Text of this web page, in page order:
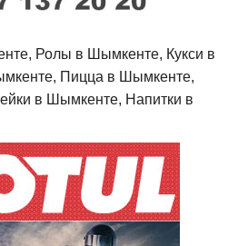
Ролы в Шымкенте, Кукси в
Пицца в Шымкенте,
в Шымкенте, Напитки в